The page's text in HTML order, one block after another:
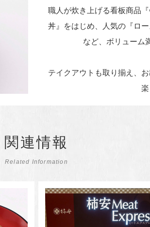
職人が炊き上げる看板商品
丼』をはじめ、人気の『ロ
など、ボリューム
テイクアウトも取り揃え、
関連情報
Related Information